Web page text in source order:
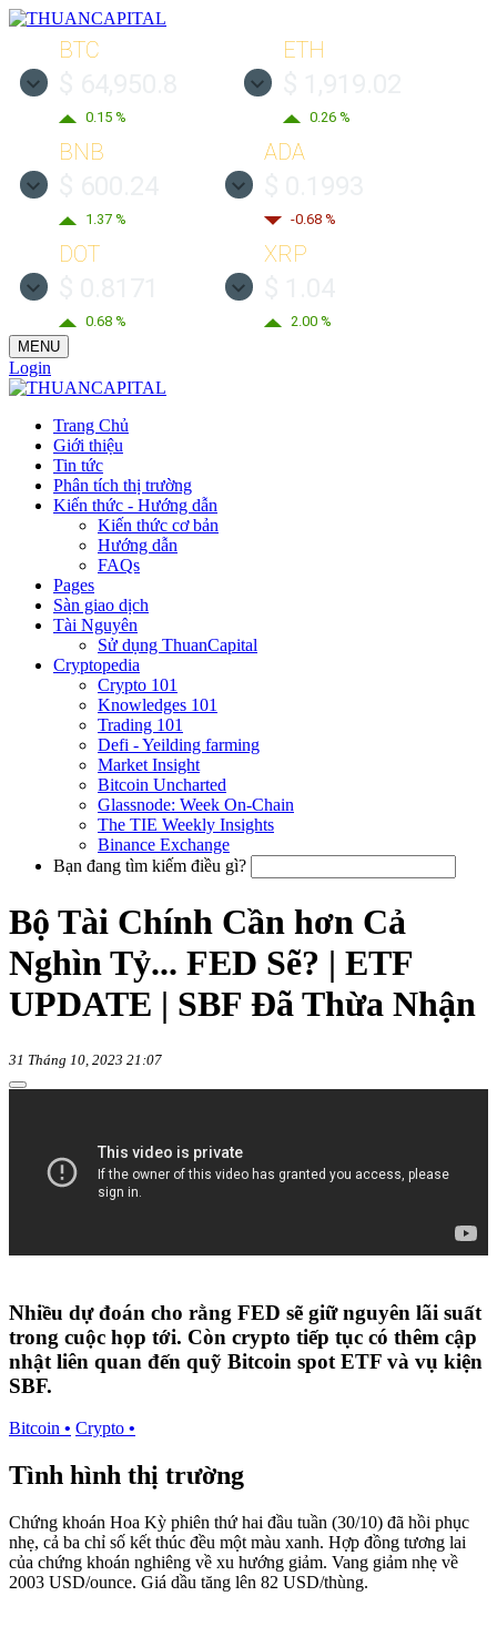
BTC
0.15 %
ETH
0.26 %
BNB
1.37 %
ADA
-0.68 %
DOT
0.68 %
XRP
2.00 %
MENU
Login
Trang Chủ
Giới thiệu
Tin tức
Phân tích thị trường
Kiến thức - Hướng dẫn
Kiến thức cơ bản
Hướng dẫn
FAQs
Pages
Sàn giao dịch
Tài Nguyên
Sử dụng ThuanCapital
Cryptopedia
Crypto 101
Knowledges 101
Trading 101
Defi - Yeilding farming
Market Insight
Bitcoin Uncharted
Glassnode: Week On-Chain
The TIE Weekly Insights
Binance Exchange
Bạn đang tìm kiếm điều gì?
Bộ Tài Chính Cần hơn Cả
Nghìn Tỷ... FED Sẽ? | ETF
UPDATE | SBF Đã Thừa Nhận
31 Tháng 10, 2023 21:07
Nhiều dự đoán cho rằng FED sẽ giữ nguyên lãi suất
trong cuộc họp tới. Còn crypto tiếp tục có thêm cập
nhật liên quan đến quỹ Bitcoin spot ETF và vụ kiện
SBF.
Bitcoin • Crypto •
Tình hình thị trường
Chứng khoán Hoa Kỳ phiên thứ hai đầu tuần (30/10) đã hồi phục
nhẹ, cả ba chỉ số kết thúc đều một màu xanh. Hợp đồng tương lai
của chứng khoán nghiêng về xu hướng giảm. Vang giảm nhẹ về
2003 USD/ounce. Giá dầu tăng lên 82 USD/thùng.